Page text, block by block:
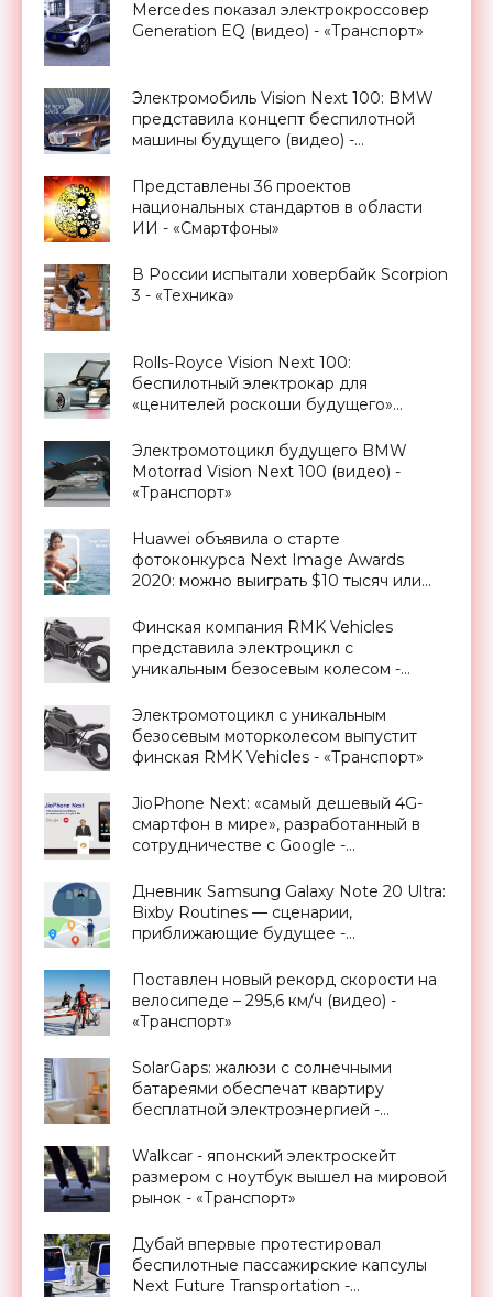
Mercedes показал электрокроссовер
Generation EQ (видео) - «Транспорт»
Электромобиль Vision Next 100: BMW
представила концепт беспилотной
машины будущего (видео) -
Представлены 36 проектов
национальных стандартов в области
ИИ - «Смартфоны»
В России испытали ховербайк Scorpion
3 - «Техника»
Rolls-Royce Vision Next 100:
беспилотный электрокар для
«ценителей роскоши будущего»
Электромотоцикл будущего BMW
Motorrad Vision Next 100 (видео) -
«Транспорт»
Huawei объявила о старте
фотоконкурса Next Image Awards
2020: можно выиграть $10 тысяч или
Финская компания RMK Vehicles
представила электроцикл с
уникальным безосевым колесом -
Электромотоцикл с уникальным
безосевым моторколесом выпустит
финская RMK Vehicles - «Транспорт»
JioPhone Next: «самый дешевый 4G-
смартфон в мире», разработанный в
сотрудничестве с Google -
Дневник Samsung Galaxy Note 20 Ultra:
Bixby Routines — сценарии,
приближающие будущее -
Поставлен новый рекорд скорости на
велосипеде – 295,6 км/ч (видео) -
«Транспорт»
SolarGaps: жалюзи с солнечными
батареями обеспечат квартиру
бесплатной электроэнергией -
Walkcar - японский электроскейт
размером с ноутбук вышел на мировой
рынок - «Транспорт»
Дубай впервые протестировал
беспилотные пассажирские капсулы
Next Future Transportation -